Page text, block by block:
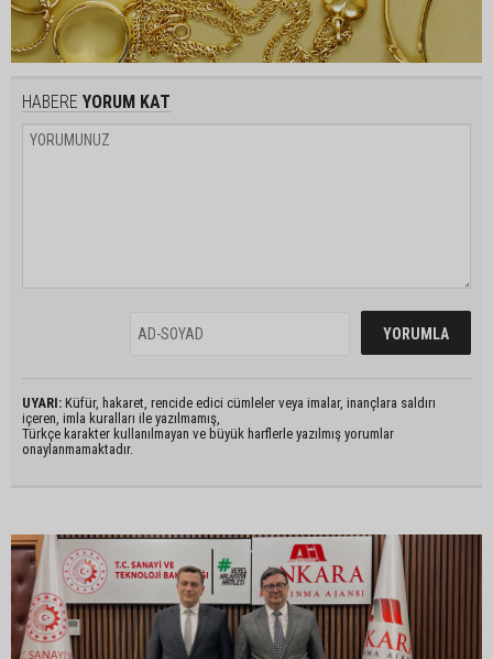
HABERE YORUM KAT
UYARI: Küfür, hakaret, rencide edici cümleler veya imalar, inançlara saldırı
içeren, imla kuralları ile yazılmamış,
Türkçe karakter kullanılmayan ve büyük harflerle yazılmış yorumlar
onaylanmamaktadır.